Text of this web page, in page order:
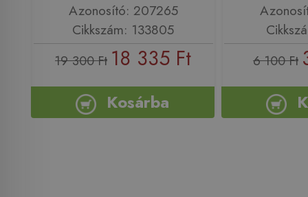
Azonosító: 207265
Cikkszám: 133805
19 300 Ft 18 335 Ft
Kosárba
6 100 Ft